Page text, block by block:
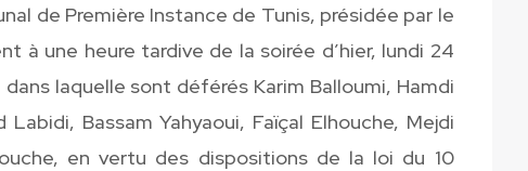
de Première Instance de Tunis, présidée par le
à une heure tardive de la soirée d’hier, lundi 24
laquelle sont déférés Karim Balloumi, Hamdi
Bassam Yahyaoui, Faïçal Elhouche, Mejdi
en vertu des dispositions de la loi du 10